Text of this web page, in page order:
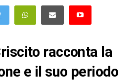
racconta la
e il suo periodo